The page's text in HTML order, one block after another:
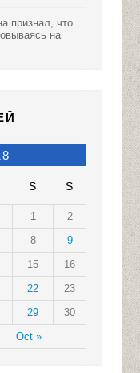
признал, что
на
S S
Oct »
1
2
8
9
15
16
22
23
29 30